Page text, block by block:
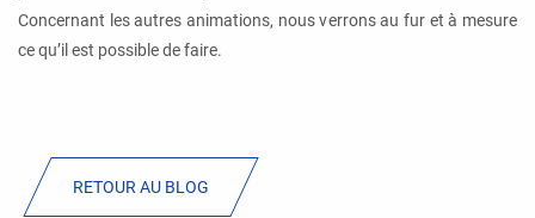
Concernant les autres animations, nous verrons au fur et à mesure
ce qu’il est possible de faire.
RETOUR AU BLOG